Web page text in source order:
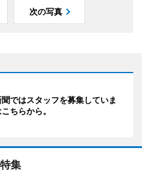
次の写真
ではスタッフを募集していま
ちらから。
特集